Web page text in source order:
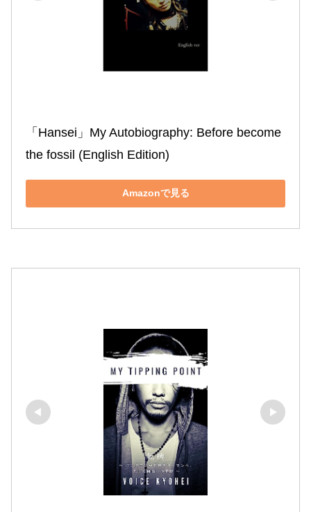
「Hansei」My Autobiography: Before become
the fossil (English Edition)
Amazonで見る